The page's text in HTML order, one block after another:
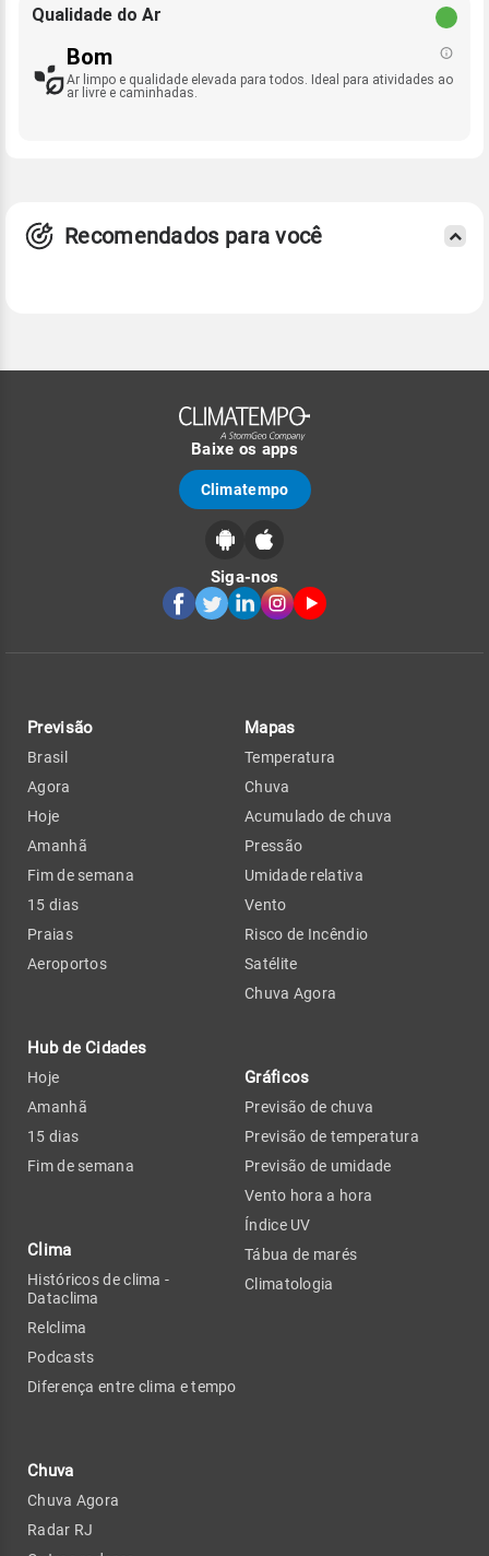
Qualidade do Ar
Bom
Ar limpo e qualidade elevada para todos. Ideal para atividades ao
ar livre e caminhadas.
Recomendados para você
Baixe os apps
Climatempo
Siga-nos
Previsão
Brasil
Agora
Hoje
Amanhã
Fim de semana
15 dias
Praias
Aeroportos
Hub de Cidades
Hoje
Amanhã
15 dias
Fim de semana
Clima
Históricos de clima -
Dataclima
Relclima
Podcasts
Diferença entre clima e tempo
Chuva
Chuva Agora
Radar RJ
Mapas
Temperatura
Chuva
Acumulado de chuva
Pressão
Umidade relativa
Vento
Risco de Incêndio
Satélite
Chuva Agora
Gráficos
Previsão de chuva
Previsão de temperatura
Previsão de umidade
Vento hora a hora
Índice UV
Tábua de marés
Climatologia